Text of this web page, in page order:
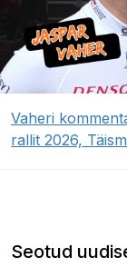
Vaheri
rallit 2026,
Seotud